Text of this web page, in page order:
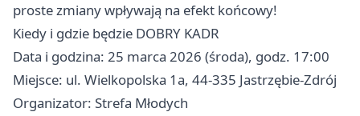
proste zmiany wpływają na efekt końcowy!
Kiedy i gdzie będzie DOBRY KADR
Data i godzina: 25 marca 2026 (środa), godz. 17:00
Miejsce: ul. Wielkopolska 1a, 44-335 Jastrzębie-Zdrój
Organizator: Strefa Młodych